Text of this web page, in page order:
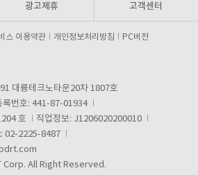
광고제휴 고객센터
스 이용약관 개인정보처리방침 PC버전
대륭테크노타운20차 1807호
록번호: 441-87-01934
호
직업정보: J1206020200010
02-2225-8487
All Right Reserved.